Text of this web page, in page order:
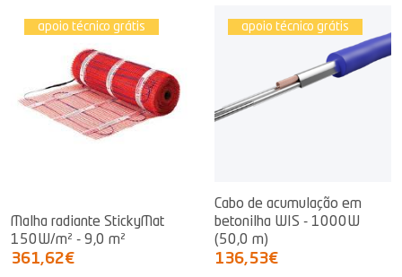
apoio técnico grátis
Malha radiante StickyMat
150W/m² - 9,0 m²
361,62€
apoio técnico grátis
Cabo de acumulação em
betonilha WIS - 1000W
(50,0 m)
136,53€